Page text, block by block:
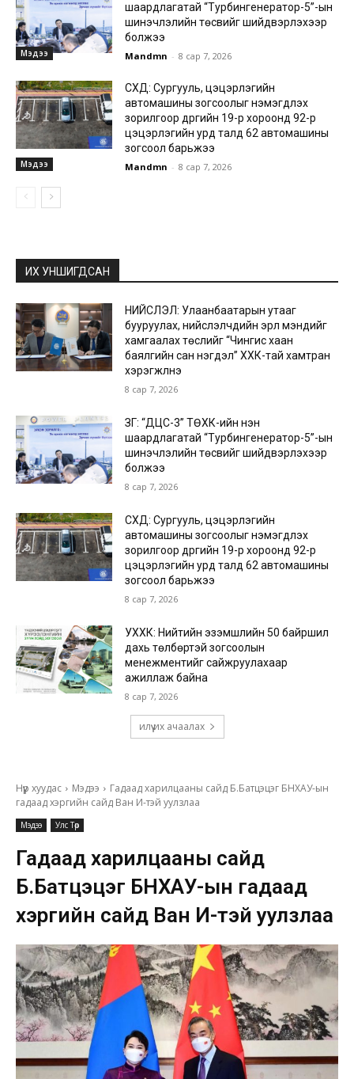
Мэдээ
шаардлагатай “Турбингенератор-5”-ын
шинэчлэлийн төсвийг шийдвэрлэхээр
болжээ
Mandmn - 8 сар 7, 2026
Мэдээ
СХД: Сургууль, цэцэрлэгийн
автомашины зогсоолыг нэмэгдүүлэх
зорилгоор дүүргийн 19-р хороонд 92-р
цэцэрлэгийн урд талд 62 автомашины
зогсоол барьжээ
Mandmn - 8 сар 7, 2026
ИХ УНШИГДСАН
НИЙСЛЭЛ: Улаанбаатарын утааг
бууруулах, нийслэлчүүдийн эрүүл мэндийг
хамгаалах төслийг “Чингис хаан
баялгийн сан нэгдэл” ХХК-тай хамтран
хэрэгжүүлнэ
8 сар 7, 2026
ЗГ: “ДЦС-3” ТӨХК-ийн нэн
шаардлагатай “Турбингенератор-5”-ын
шинэчлэлийн төсвийг шийдвэрлэхээр
болжээ
8 сар 7, 2026
СХД: Сургууль, цэцэрлэгийн
автомашины зогсоолыг нэмэгдүүлэх
зорилгоор дүүргийн 19-р хороонд 92-р
цэцэрлэгийн урд талд 62 автомашины
зогсоол барьжээ
8 сар 7, 2026
УХХК: Нийтийн эзэмшлийн 50 байршил
дахь төлбөртэй зогсоолын
менежментийг сайжруулахаар
ажиллаж байна
8 сар 7, 2026
илүү их ачаалах